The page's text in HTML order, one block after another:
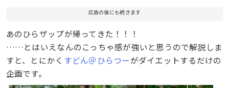
広告の後にも続きます
あのひらザップが帰ってきた！！！
……とはいえなんのこっちゃ感が強いと思うので解説しま
すと、とにかく すどん＠ひらつーがダイエットするだけの
企画です。